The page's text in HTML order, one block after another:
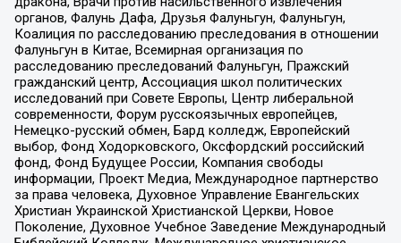
органов, Фалунь Дафа, Друзья Фалуньгун, Фалуньгун,
Коалиция по расследованию преследования в отношении
Фалуньгун в Китае, Всемирная организация по
расследованию преследований Фалуньгун, Пражский
гражданский центр, Ассоциация школ политических
исследований при Совете Европы, Центр либеральной
современности, Форум русскоязычных европейцев,
Немецко-русский обмен, Бард колледж, Европейский
выбор, Фонд Ходорковского, Оксфордский российский
фонд, Фонд Будущее России, Компания свободы
информации, Проект Медиа, Международное партнерство
за права человека, Духовное Управление Евангельских
Христиан Украинской Христианской Церкви, Новое
Поколение, Духовное Учебное Заведение Международный